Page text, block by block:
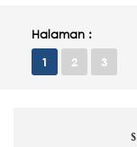
Halaman :
1 2 3